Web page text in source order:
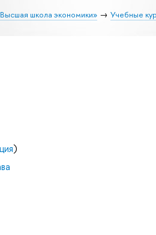
школа экономики» Учебные
)